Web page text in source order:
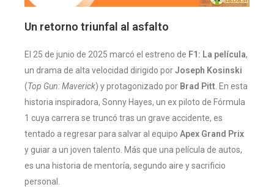
Un retorno triunfal al asfalto
El 25 de junio de 2025 marcó el estreno de F1: La película,
un drama de alta velocidad dirigido porJoseph Kosinski
(Top Gun: Maverick) y protagonizado por Brad Pitt . En esta
historia inspiradora, Sonny Hayes, un ex piloto de Fórmula
1 cuya carrera se truncó tras un grave accidente, es
tentado a regresar para salvar al equipo Apex Grand Prix
y guiar a un joven talento. Más que una película de autos,
es una historia de mentoría, segundo aire y sacrificio
personal.